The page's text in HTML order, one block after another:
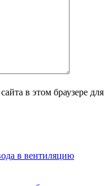
в этом браузере для
в вентиляцию